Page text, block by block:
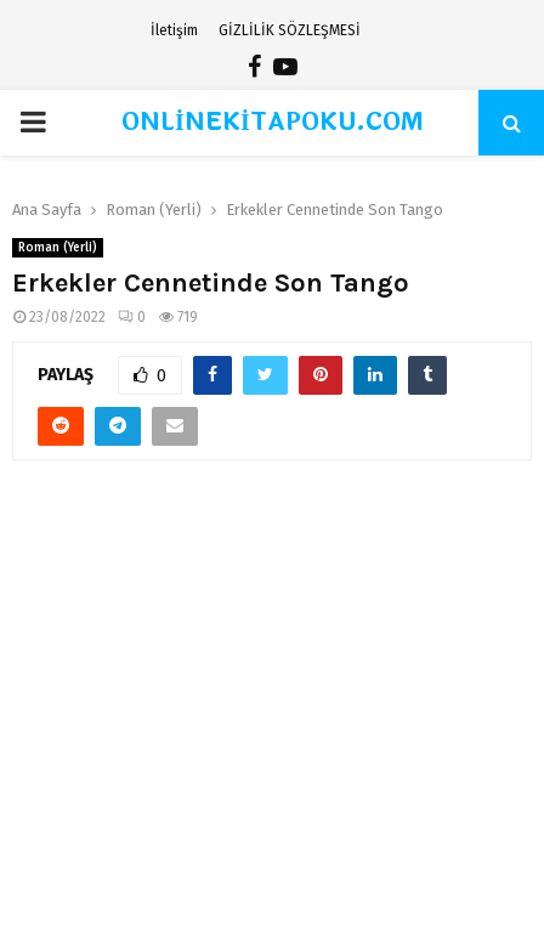
İletişim GİZLİLİK SÖZLEŞMESİ
Facebook
Youtube
PRIMARYONLİNEKİTAPOKU.COM
Ana Sayfa Roman (Yerli) Erkekler Cennetinde Son Tango
Roman (Yerli)
Erkekler Cennetinde Son Tango
23/08/2022 0 719
PAYLAŞ 0